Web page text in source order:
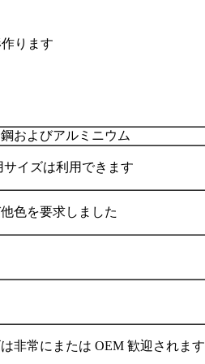
ります
およびアルミニウム
サイズは利用できます
色を要求しました
非常にまたは OEM 歓迎されます